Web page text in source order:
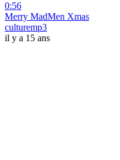
0:56
Merry MadMen Xmas
culturemp3
il y a 15 ans